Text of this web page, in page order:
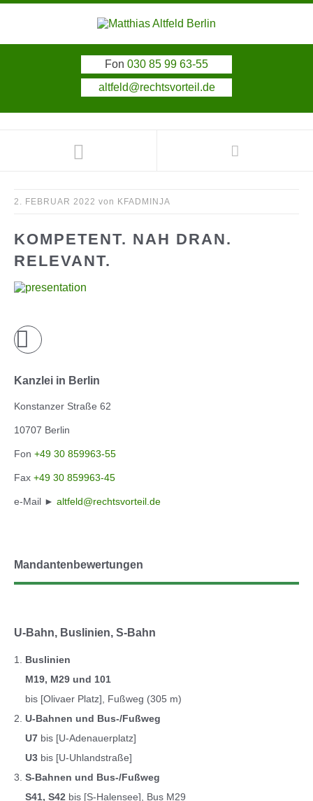
Fon 030 85 99 63-55
altfeld@rechtsvorteil.de
2. FEBRUAR 2022 von KFADMINJA
KOMPETENT. NAH DRAN.
RELEVANT.
Kanzlei in Berlin
Konstanzer Straße 62
10707 Berlin
Fon +49 30 859963-55
Fax +49 30 859963-45
e-Mail ► altfeld@rechtsvorteil.de
Mandantenbewertungen
U-Bahn, Buslinien, S-Bahn
Buslinien
M19, M29 und 101
bis [Olivaer Platz], Fußweg (305 m)
U-Bahnen und Bus-/Fußweg
U7 bis [U-Adenauerplatz]
U3 bis [U-Uhlandstraße]
S-Bahnen und Bus-/Fußweg
S41, S42 bis [S-Halensee], Bus M29